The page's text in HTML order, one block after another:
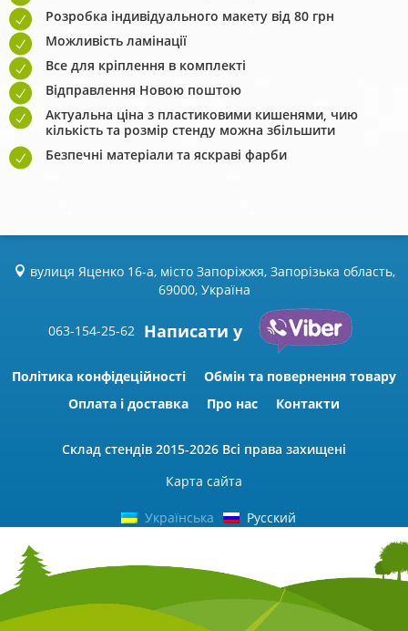
Розробка індивідуального макету від 80 грн
Можливість ламінації
Все для кріплення в комплекті
Відправлення Новою поштою
Актуальна ціна з пластиковими кишенями, чию
кількість та розмір стенду можна збільшити
Безпечні матеріали та яскраві фарби
вулиця Яценко 16-а, місто Запоріжжя, Запорізька область,
69000, Україна
063-154-25-62 Написати у
Політика конфідеційності
Обмін та повернення товару
Оплата і доставка
Про нас Контакти
Склад стендів 2015-2026 Всі права захищені
Карта сайта
Українська Русский